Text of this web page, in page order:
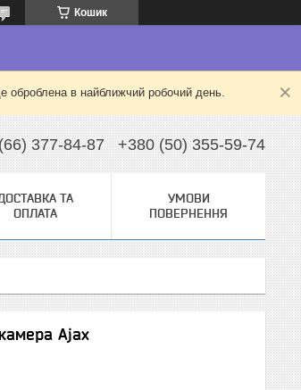
Кошик
оброблена в найближчий робочий день.
377-84-87 +380 (50) 355-59-74
ТА
ОПЛАТА
УМОВИ
ПОВЕРНЕННЯ
Ajax